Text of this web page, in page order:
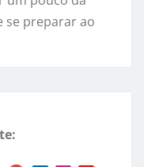
se preparar ao